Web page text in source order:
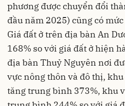
phương được chuyển đổi
đầu năm 2025) cũng có
Giá đất ở trên địa bàn An
168% so với giá đất ở hiện
địa bàn Thuỷ Nguyên nơi
vực nông thôn và đô thị,
tăng trung bình 373%, khu